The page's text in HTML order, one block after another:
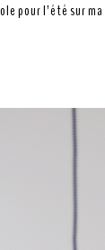
pour l’été sur